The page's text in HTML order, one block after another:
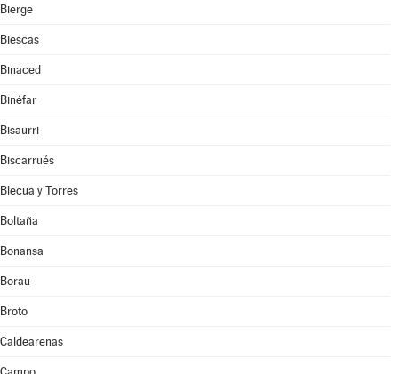
Bierge
Biescas
Binaced
Binéfar
Bisaurri
Biscarrués
Blecua y Torres
Boltaña
Bonansa
Borau
Broto
Caldearenas